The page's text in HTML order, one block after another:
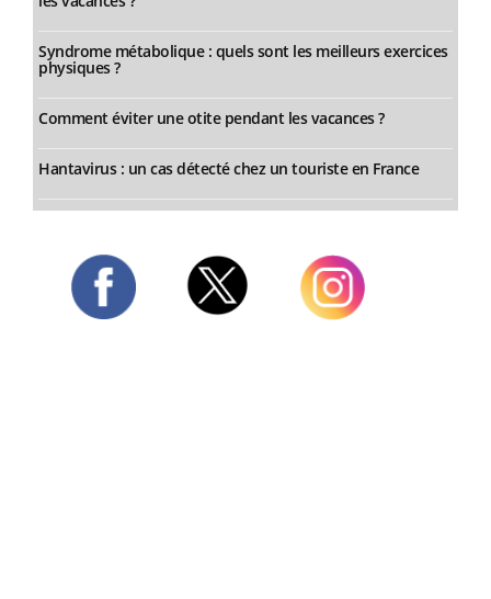
Syndrome métabolique : quels sont les meilleurs exercices
physiques ?
Comment éviter une otite pendant les vacances ?
Hantavirus : un cas détecté chez un touriste en France